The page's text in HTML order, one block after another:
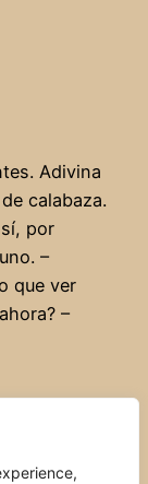
Adivina
calabaza.
por
–
que ver
–